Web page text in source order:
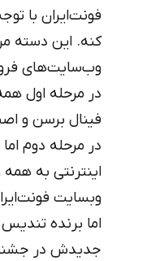
فونت‌ایران با
کنه. این دسته
وب‌سایت‌های
فینال برسن و
در مرحله دوم
اینترنتی به
وبسایت
اما برنده
جدیدش در